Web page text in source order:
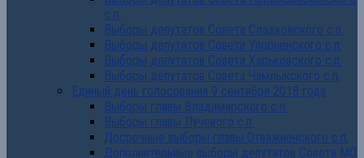
с.п.
Выборы депутатов Совета Сладковского с.п.
Выборы депутатов Совета Упорненского с.п.
Выборы депутатов Совета Харьковского с.п.
Выборы депутатов Совета Чамлыкского с.п.
Единый день голосования 9 сентября 2018 года
Выборы главы Владимирского с.п.
Выборы главы Лучевого с.п.
Досрочные выборы главы Отважненского с.п.
Дополнительные выборы депутатов Совета МО